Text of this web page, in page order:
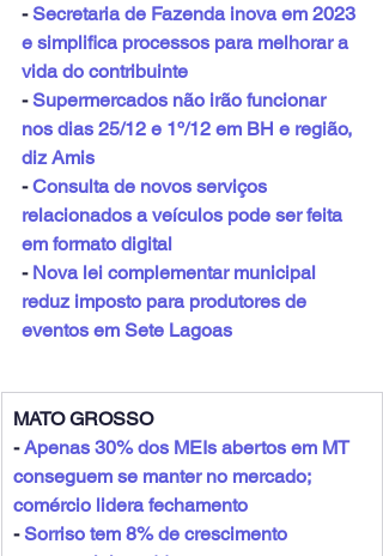
- Secretaria de Fazenda inova em 2023
e simplifica processos para melhorar a
vida do contribuinte
- Supermercados não irão funcionar
nos dias 25/12 e 1º/12 em BH e região,
diz Amis
- Consulta de novos serviços
relacionados a veículos pode ser feita
em formato digital
- Nova lei complementar municipal
reduz imposto para produtores de
eventos em Sete Lagoas
MATO GROSSO
- Apenas 30% dos MEIs abertos em MT
conseguem se manter no mercado;
comércio lidera fechamento
- Sorriso tem 8% de crescimento